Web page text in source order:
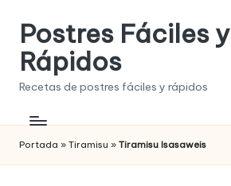
Saltar
contenido
Postres Fáciles y
Rápidos
Recetas de postres fáciles y rápidos
Portada » Tiramisu » Tiramisu Isasaweis